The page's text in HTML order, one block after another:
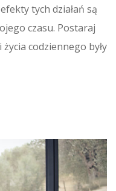
tych działań są
czasu. Postaraj
codziennego były